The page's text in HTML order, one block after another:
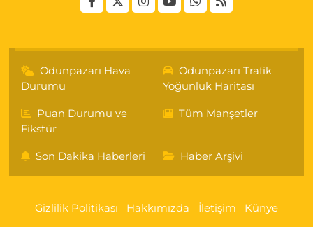
Odunpazarı Hava
Durumu
Odunpazarı Trafik
Yoğunluk Haritası
Puan Durumu ve
Fikstür
Tüm Manşetler
Son Dakika Haberleri Haber Arşivi
Gizlilik Politikası Hakkımızda İletişim Künye